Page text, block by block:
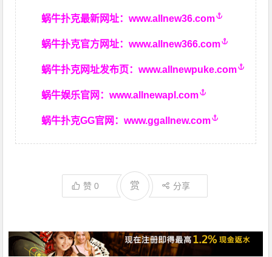
蜗牛扑克最新网址：www.allnew36.com
蜗牛扑克官方网址：www.allnew366.com
蜗牛扑克网址发布页：www.allnewpuke.com
蜗牛娱乐官网：www.allnewapl.com
蜗牛扑克GG官网：www.ggallnew.com
赞0 赏 分享